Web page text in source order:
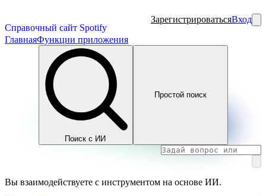
Справочный сайт Spotify
ЗарегистрироватьсяВход
ГлавнаяФункции приложения
Поиск с ИИ
Простой поиск
Вы взаимодействуете с инструментом на основе ИИ.